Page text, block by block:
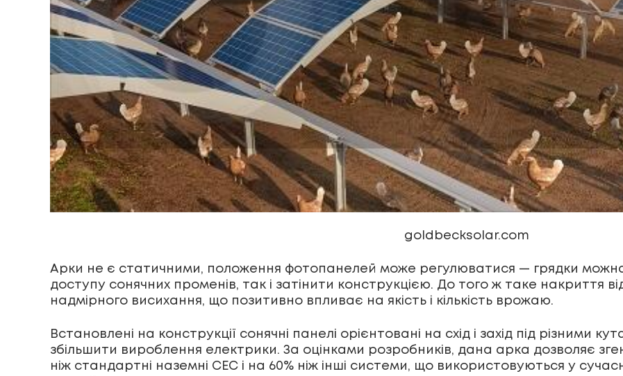
goldbecksolar.com
Арки не є статичними, положення фотопанелей може регулюватися — грядки
доступу сонячних променів, так і затінити конструкцією. До того ж таке накриття
надмірного висихання, що позитивно впливає на якість і кількість врожаю.
Встановлені на конструкції сонячні панелі орієнтовані на схід і захід під різними
збільшити вироблення електрики. За оцінками розробників, дана арка дозволяє
ніж стандартні наземні СЕС і на 60% ніж інші системи, що використовуються у